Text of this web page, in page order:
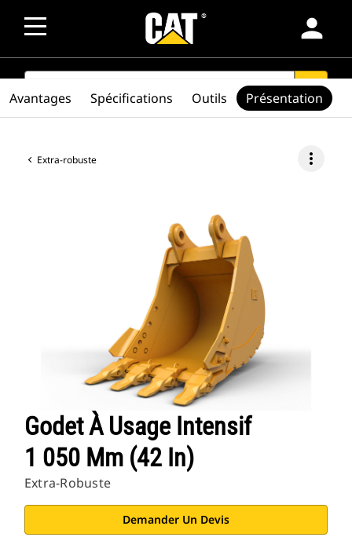
person
SEARCH search
Extra-robuste more_vert
Godet À Usage Intensif
1 050 Mm (42 In)
Extra-Robuste
Demander Un Devis
Avantages Spécifications Outils Présentation